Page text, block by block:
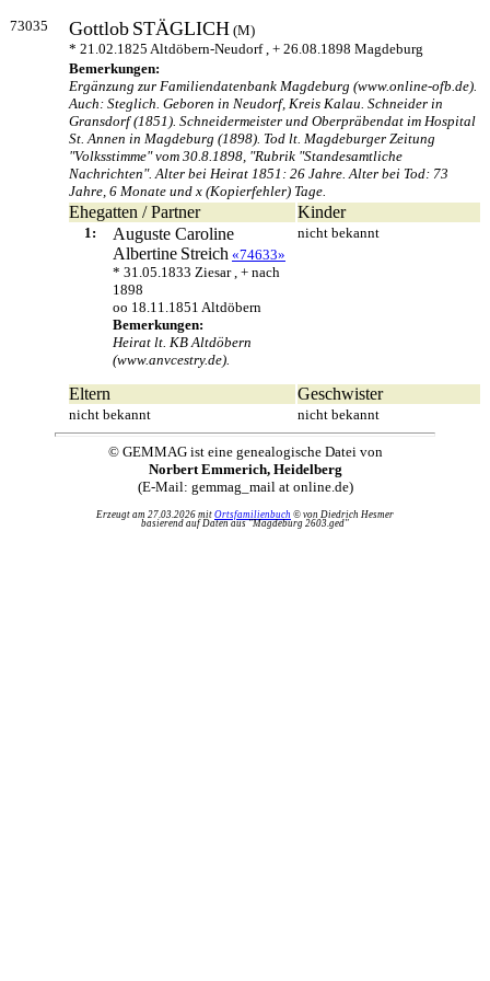
73035 Gottlob STÄGLICH (M)
* 21.02.1825 Altdöbern-Neudorf , + 26.08.1898 Magdeburg
Bemerkungen:
Ergänzung zur Familiendatenbank Magdeburg (www.online-ofb.de).
Auch: Steglich. Geboren in Neudorf, Kreis Kalau. Schneider in
Gransdorf (1851). Schneidermeister und Oberpräbendat im Hospital
St. Annen in Magdeburg (1898). Tod lt. Magdeburger Zeitung
"Volksstimme" vom 30.8.1898, "Rubrik "Standesamtliche
Nachrichten". Alter bei Heirat 1851: 26 Jahre. Alter bei Tod: 73
Jahre, 6 Monate und x (Kopierfehler) Tage.
Ehegatten / Partner Kinder
1:
Auguste Caroline
Albertine Streich «74633»
* 31.05.1833 Ziesar , + nach
1898
oo 18.11.1851 Altdöbern
Bemerkungen:
Heirat lt. KB Altdöbern
(www.anvcestry.de).
nicht bekannt
Eltern Geschwister
nicht bekannt nicht bekannt
© GEMMAG ist eine genealogische Datei von
Norbert Emmerich, Heidelberg
(E-Mail: gemmag_mail at online.de)
Erzeugt am 27.03.2026 mit Ortsfamilienbuch © von Diedrich Hesmer
basierend auf Daten aus "Magdeburg 2603.ged"